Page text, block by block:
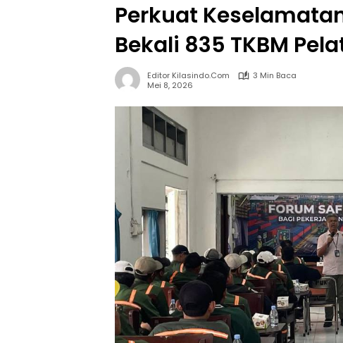
Perkuat
Bekali 835 TKBM
Editor Kilasindo.com
3 Min Baca
Mei 8, 2026